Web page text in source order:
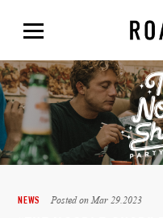
NEWS Posted on Mar 29.2023